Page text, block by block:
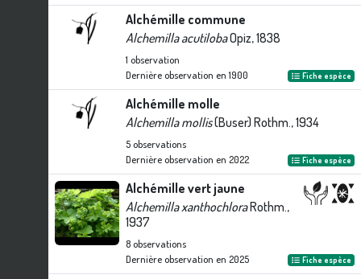
Alchémille commune
Alchemilla acutilobaOpiz, 1838
1 observation
Dernière observation en 1900 Fiche espèce
Alchémille molle
Alchemilla mollis(Buser) Rothm., 1934
5observations
Dernière observation en 2022 Fiche espèce
Alchémille vert jaune
Alchemilla xanthochloraRothm.,
1937
8observations
Dernière observation en 2025 Fiche espèce